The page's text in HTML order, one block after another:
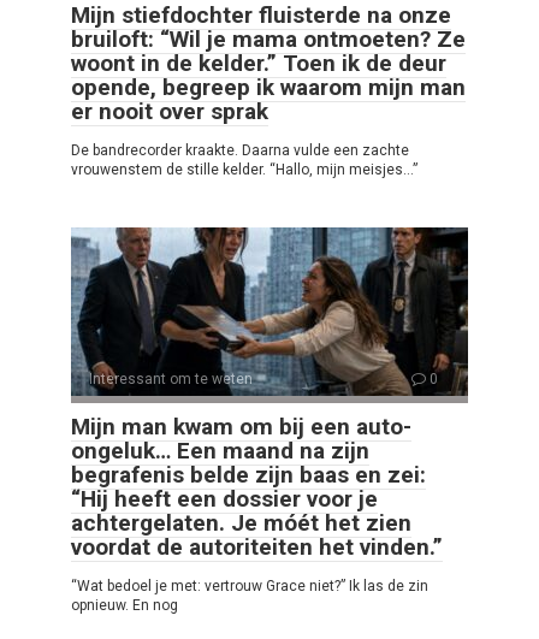
Mijn stiefdochter fluisterde na onze
bruiloft: “Wil je mama ontmoeten? Ze
woont in de kelder.” Toen ik de deur
opende, begreep ik waarom mijn man
er nooit over sprak
De bandrecorder kraakte. Daarna vulde een zachte
vrouwenstem de stille kelder. “Hallo, mijn meisjes…”
Interessant om te weten 0
Mijn man kwam om bij een auto-
ongeluk… Een maand na zijn
begrafenis belde zijn baas en zei:
“Hij heeft een dossier voor je
achtergelaten. Je móét het zien
voordat de autoriteiten het vinden.”
“Wat bedoel je met: vertrouw Grace niet?” Ik las de zin
opnieuw. En nog